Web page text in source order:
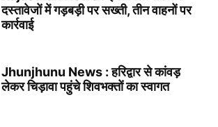
दस्तावेजों में गड़बड़ी पर सख्ती, तीन वाहनों पर
कार्रवाई
Jhunjhunu News : हरिद्वार से कांवड़
लेकर चिड़ावा पहुंचे शिवभक्तों का स्वागत